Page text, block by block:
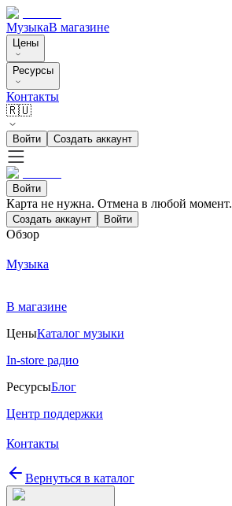
МузыкаВ магазине
Цены
Ресурсы
Контакты
🇷🇺
Войти Создать аккаунт
Войти
Карта не нужна. Отмена в любой момент.
Создать аккаунт Войти
Обзор
Музыка
В магазине
ЦеныКаталог музыки
In-store радио
РесурсыБлог
Центр поддержки
Контакты
Вернуться в каталог